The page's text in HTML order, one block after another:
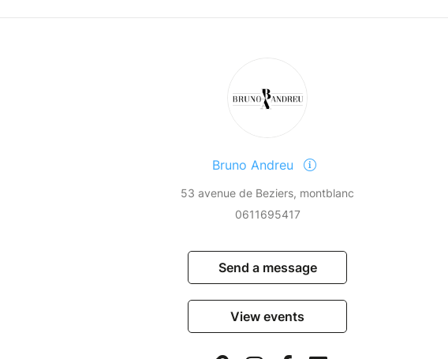
Bruno Andreu
53 avenue de Beziers, montblanc
0611695417
Send a message
View events